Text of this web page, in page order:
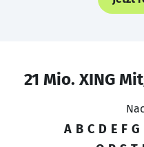
21 Mio. XING
A B C D E F G